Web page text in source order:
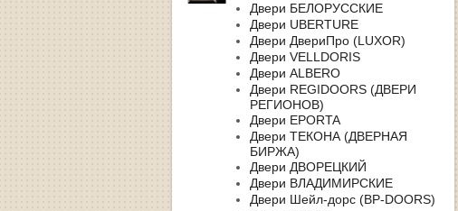
Двери БЕЛОРУССКИЕ
Двери UBERTURE
Двери ДвериПро (LUXOR)
Двери VELLDORIS
Двери ALBERO
Двери REGIDOORS (ДВЕРИ
РЕГИОНОВ)
Двери EPORTA
Двери ТЕКОНА (ДВЕРНАЯ
БИРЖА)
Двери ДВОРЕЦКИЙ
Двери ВЛАДИМИРСКИЕ
Двери Шейл-дорс (BP-DOORS)